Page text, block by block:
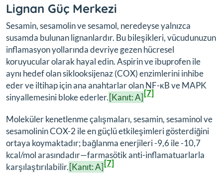
Lignan Güç Merkezi
Sesamin, sesamolin ve sesamol, neredeyse yalnızca
susamda bulunan lignanlardır. Bu bileşikleri, vücudunuzun
inflamasyon yollarında devriye gezen hücresel
koruyucular olarak hayal edin. Aspirin ve ibuprofen ile
aynı hedef olan siklooksijenaz (COX) enzimlerini inhibe
eder ve iltihap için ana anahtarlar olan NF-κB ve MAPK
sinyallemesini bloke ederler.[Kanıt: A][7]
Moleküler kenetlenme çalışmaları, sesamin, sesaminol ve
sesamolinin COX-2 ile en güçlü etkileşimleri gösterdiğini
ortaya koymaktadır; bağlanma enerjileri -9,6 ile -10,7
kcal/mol arasındadır—farmasötik anti-inflamatuarlarla
karşılaştırılabilir.[Kanıt: A][7]